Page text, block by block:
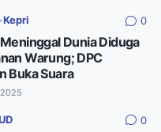
•Kepri 0
Dunia Diduga
Warung; DPC
Buka Suara
0